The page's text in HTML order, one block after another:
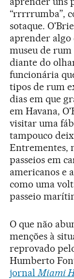
“rrrrrumba”,
sotaque.
aprender algo
museu de rum
diante do
funcionária
tipos de rum
dias em que
em Havana,
visitar uma
tampouco
Entrementes,
passeios em
americanos e
como uma
passeio
O que não
menções à
reprovado
Humberto
jornal Miami